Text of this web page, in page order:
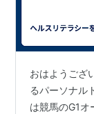
おはようござ
るパーソナル
は競馬のG1